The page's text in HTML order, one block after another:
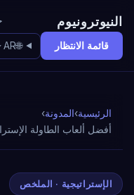
النيوترونيوم
قائمة الانتظار 🌐
AR
الرئيسية›المدونة›
أفضل ألعاب الطاولة
الإستراتيجية · الملخص